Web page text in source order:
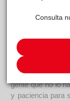
Pelusote tiene
Nada más
eramos unos
intenciones;
gente que no lo
y paciencia para
Consulta